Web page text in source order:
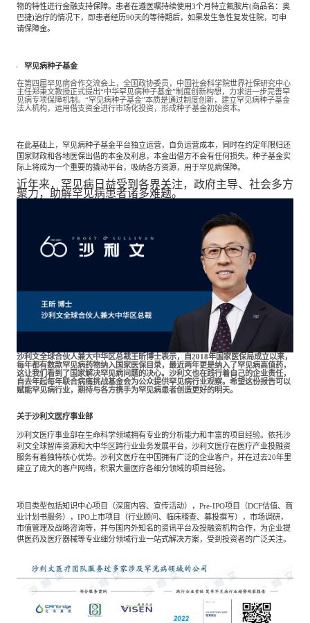
物的特性进行金融支持保障。患者在遵医嘱持续使用3个月特立氟胺片(商品名：奥
巴捷)治疗的情况下，即患者经历90天的等待期后，如果发生急性复发住院，可申
请保障金。
罕见病种子基金
在第四届罕见病合作交流会上，全国政协委员，中国社会科学院世界社保研究中心
主任郑秉文教授正式提出“中华罕见病种子基金”制度创新构想，力求进一步完善罕
见病专项保障机制。“罕见病种子基金”本质是通过制度创新，建立罕见病种子基金
法人机构，运用借支资金进行市场化投资，形成种子基金初始资本。
在此基础上，罕见病种子基金平台独立运营，自负运营成本，同时在约定年限归还
国家财政和各地医保出借的本金及利息，本金出借方不会有任何损失。种子基金实
际上将成为一个重要的撬动平台，吸纳各方资源，用于罕见病保障。
近年来，罕见病日益受到各界关注，政府主导、社会多方
聚力，助解罕见病患者诸多难题。
沙利文全球合伙人兼大中华区总裁王昕博士表示，自2018年国家医保局成立以来，
每年都有数款罕见病药物纳入国家医保目录，最近两年更是纳入了罕见病高值药，
这让我们看到了国家解决罕见病问题的决心。沙利文也在践行着自己的企业责任，
自去年起每年联合病痛挑战基金会为公众提供罕见病行业观察。希望这份报告可以
赋能罕见病行业，期待与各方携手为罕见病患者创造更好的明天。
关于沙利文医疗事业部
沙利文医疗事业部在生命科学领域拥有专业的分析能力和丰富的项目经验。依托沙
利文全球智库资源和大中华区跨行业业务发展平台，沙利文医疗在医疗产业投融资
服务有着独特核心优势。沙利文医疗在中国拥有广泛的企业客户，并在过去20年里
建立了庞大的客户网络，积累大量医疗各细分领域的项目经验。
项目类型包括知识中心项目（深度内容、宣传活动），Pre-IPO项目（DCF估值、商
业计划书服务），IPO上市项目（行业顾问、临床稽查、募投撰写），市场调研，
市值管理及战略咨询等，并与国内外知名的资讯平台及投融资机构合作，为企业提
供医药及医疗器械等专业细分领域行业一站式解决方案，受到投资者的广泛关注。